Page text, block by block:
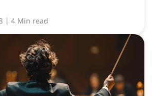
| 4 Min read